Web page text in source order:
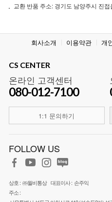
교환 반품 주소: 경기도 남양주시 진
회사소개 이용약관 개
CS CENTER
온라인 고객센터
080-012-7100
1:1 문의하기
FOLLOW US
상호 : ㈜월비통상 대표이사 : 손주익
주소 :